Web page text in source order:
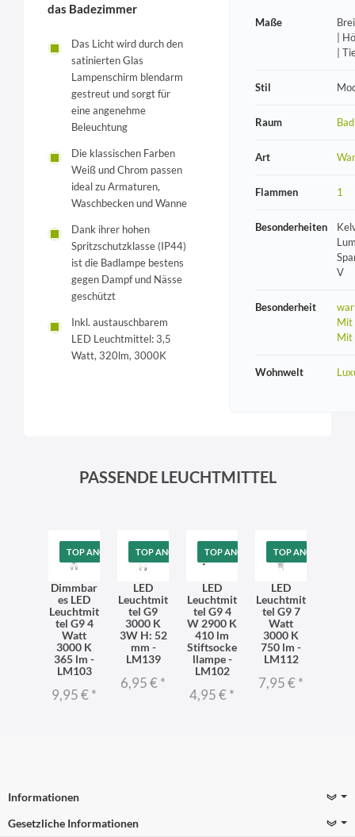
das Badezimmer
Das Licht wird durch den
satinierten Glas
Lampenschirm blendarm
gestreut und sorgt für
eine angenehme
Beleuchtung
Die klassischen Farben
Weiß und Chrom passen
ideal zu Armaturen,
Waschbecken und Wanne
Dank ihrer hohen
Spritzschutzklasse (IP44)
ist die Badlampe bestens
gegen Dampf und Nässe
geschützt
Inkl. austauschbarem
LED Leuchtmittel: 3,5
Watt, 320lm, 3000K
Maße
|
|
Stil
Raum Bad
Art
Flammen 1
Besonderheiten
V
Besonderheit
Mit
Mit
Wohnwelt
PASSENDE LEUCHTMITTEL
TOP ANGEBOT
Dimmbar
es LED
Leuchtmit
tel G9 4
Watt
3000 K
365 lm -
LM103
9,95 €*
TOP ANGEBOT
LED
Leuchtmit
tel G9
3000 K
3W H: 52
mm -
LM139
6,95 €*
TOP ANGEBOT
LED
Leuchtmit
tel G9 4
W 2900 K
410 lm
Stiftsocke
llampe -
LM102
4,95 €*
TOP ANGEBOT
LED
Leuchtmit
tel G9 7
Watt
3000 K
750 lm -
LM112
7,95 €*
Informationen
Gesetzliche Informationen